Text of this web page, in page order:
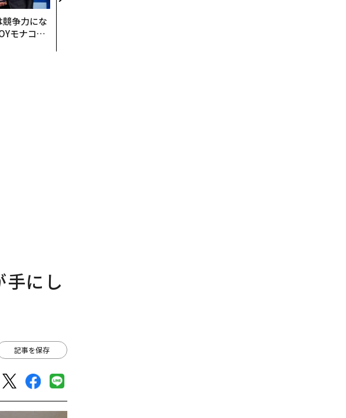
競争力にな
モナコで
にし
記事を保存